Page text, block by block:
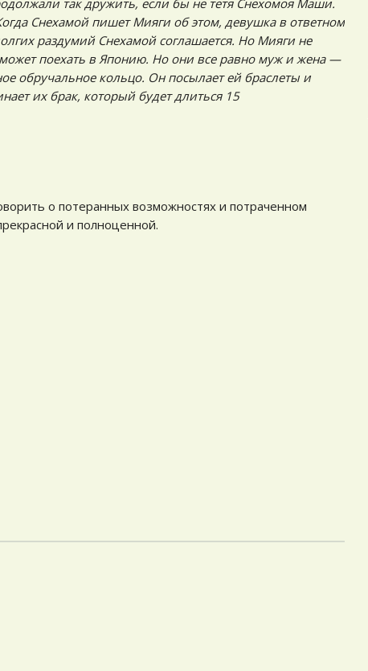
так дружить, если бы не тетя Снехомоя Маши.
Снехамой пишет Мияги об этом, девушка в ответном
раздумий Снехамой соглашается. Но Мияги не
поехать в Японию. Но они все равно муж и жена —
обручальное кольцо. Он посылает ей браслеты и
их брак, который будет длиться 15
о потеранных возможностях и потраченном
и полноценной.